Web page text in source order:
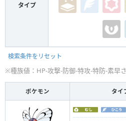
タイプ
検索条件をリセット
※種族値：HP-攻撃-防御-特攻-特防-素早さ
ポケモン タイ